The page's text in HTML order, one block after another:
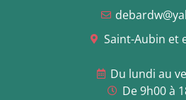
Saint-Aubin et
Du lundi au
De 9h00 à